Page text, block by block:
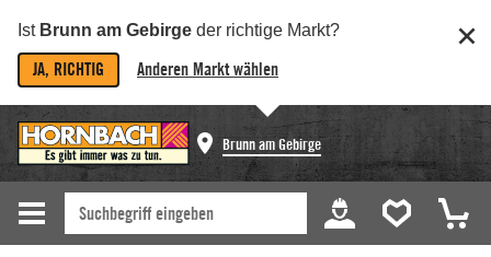
Ist Brunn am Gebirge der richtige Markt?
JA, RICHTIG Anderen Markt wählen
Brunn am Gebirge